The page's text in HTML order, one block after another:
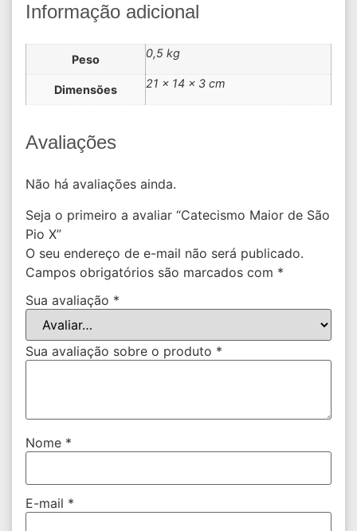
Informação adicional
Peso 0,5 kg
Dimensões 21 × 14 × 3 cm
Avaliações
Não há avaliações ainda.
Seja o primeiro a avaliar “Catecismo Maior de São
Pio X”
O seu endereço de e-mail não será publicado.
Campos obrigatórios são marcados com *
Sua avaliação *
Sua avaliação sobre o produto *
Nome *
E-mail *